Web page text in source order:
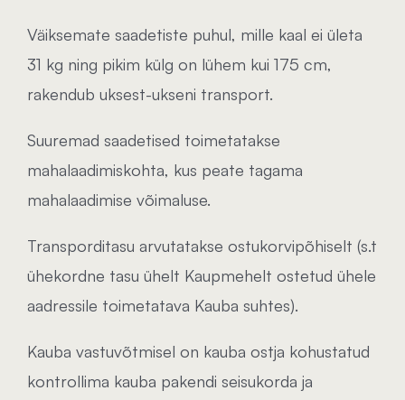
Väiksemate saadetiste puhul, mille kaal ei ületa
31 kg ning pikim külg on lühem kui 175 cm,
rakendub uksest-ukseni transport.
Suuremad saadetised toimetatakse
mahalaadimiskohta, kus peate tagama
mahalaadimise võimaluse.
Transporditasu arvutatakse ostukorvipõhiselt (s.t
ühekordne tasu ühelt Kaupmehelt ostetud ühele
aadressile toimetatava Kauba suhtes).
Kauba vastuvõtmisel on kauba ostja kohustatud
kontrollima kauba pakendi seisukorda ja